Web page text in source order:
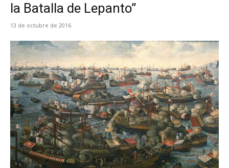
la Batalla de Lepanto”
13 de octubre de 2016